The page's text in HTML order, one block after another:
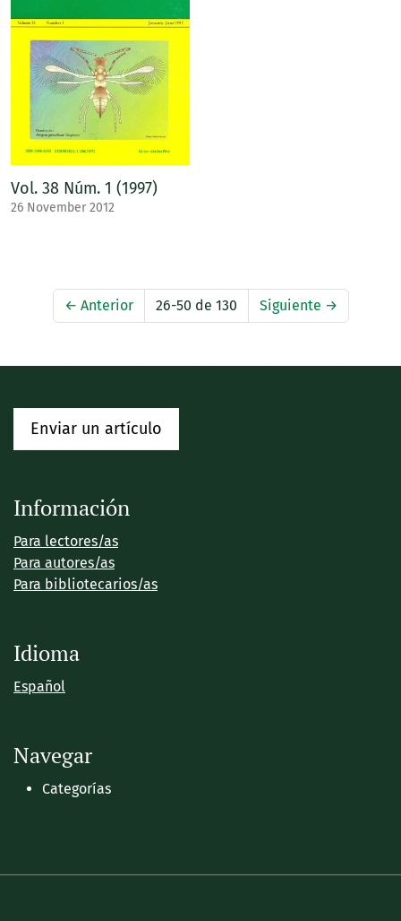
Vol. 38 Núm. 1 (1997)
26 November 2012
← Anterior 26-50 de 130 Siguiente →
Enviar un artículo
Información
Para lectores/as
Para autores/as
Para bibliotecarios/as
Idioma
Español
Navegar
Categorías